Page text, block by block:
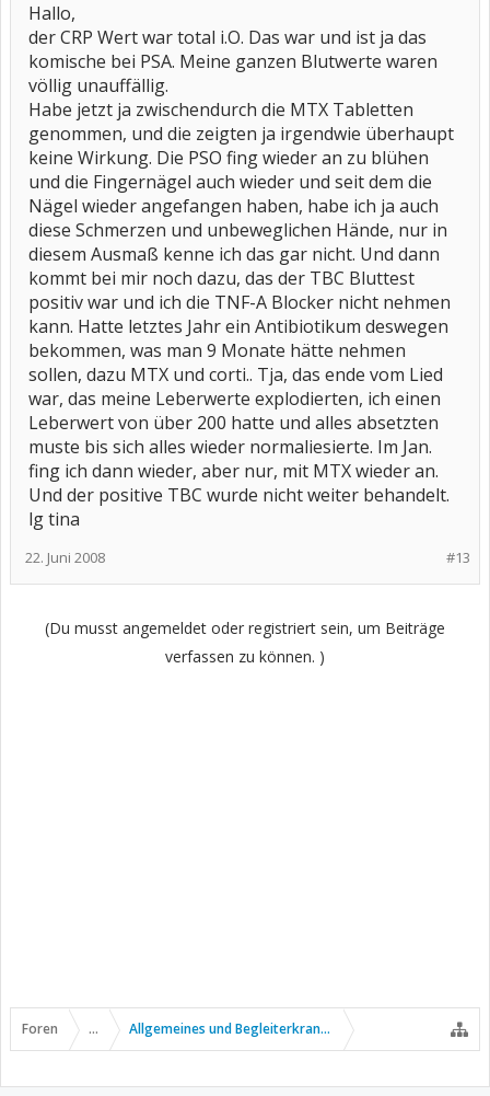
Hallo,
der CRP Wert war total i.O. Das war und ist ja das
komische bei PSA. Meine ganzen Blutwerte waren
völlig unauffällig.
Habe jetzt ja zwischendurch die MTX Tabletten
genommen, und die zeigten ja irgendwie überhaupt
keine Wirkung. Die PSO fing wieder an zu blühen
und die Fingernägel auch wieder und seit dem die
Nägel wieder angefangen haben, habe ich ja auch
diese Schmerzen und unbeweglichen Hände, nur in
diesem Ausmaß kenne ich das gar nicht. Und dann
kommt bei mir noch dazu, das der TBC Bluttest
positiv war und ich die TNF-A Blocker nicht nehmen
kann. Hatte letztes Jahr ein Antibiotikum deswegen
bekommen, was man 9 Monate hätte nehmen
sollen, dazu MTX und corti.. Tja, das ende vom Lied
war, das meine Leberwerte explodierten, ich einen
Leberwert von über 200 hatte und alles absetzten
muste bis sich alles wieder normaliesierte. Im Jan.
fing ich dann wieder, aber nur, mit MTX wieder an.
Und der positive TBC wurde nicht weiter behandelt.
lg tina
#13
22. Juni 2008
(Du musst angemeldet oder registriert sein, um Beiträge
verfassen zu können. )
Foren ... Allgemeines und Begleiterkrankungen